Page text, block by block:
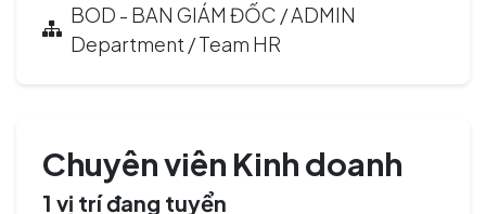
BOD - BAN GIÁM ĐỐC / ADMIN
Department / Team HR
Chuyên viên Kinh doanh
1 vị trí đang tuyển